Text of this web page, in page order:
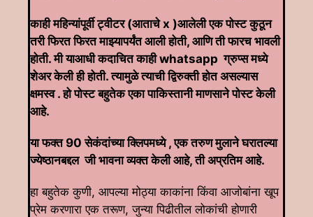
काही महिन्यांपूर्वी ट्वीटर (आताचे x )आलेली एक पोस्ट कुठून
तरी फिरत फिरत माझ्यापर्यंत आली होती, आणि ती फारच भावली
होती. मी याआधी कदाचित काही whatsapp ग्रुप्स मध्ये
शेअर केली ही होती. त्यामुळे त्याची द्विरुक्ती होत असल्यास
क्षमस्व . हो पोस्ट बहुतेक एका पाकिस्तानी माणसाने पोस्ट केली
आहे.
या फक्त 90 सेकंदांच्या क्लिपमध्ये , एक तरुण मुलाने घरातल्या
ज्येष्ठानबद्दल जी भावना व्यक्त केली आहे, ती अप्रतिम आहे.
हा बहुतेक कुणी, आपल्या मोठ्या काकांना किंवा आजोबांना खूप
प्रेम करणारा एक तरूण, जुन्या पिढीतील लोकांची होणारी